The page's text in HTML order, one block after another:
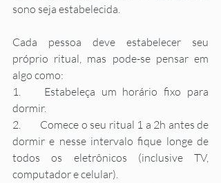
sono seja estabelecida.
Cada pessoa deve estabelecer seu
próprio ritual, mas pode-se pensar em
algo como:
1.	Estabeleça um horário fixo para
dormir.
2.	Comece o seu ritual 1 a 2h antes de
dormir e nesse intervalo fique longe de
todos os eletrônicos (inclusive TV,
computador e celular).